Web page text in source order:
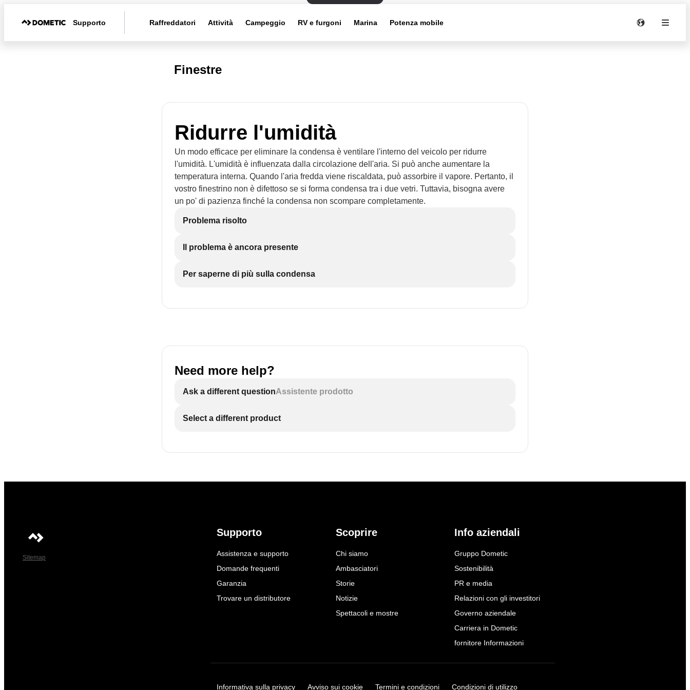
Supporto Raffreddatori Attività Campeggio RV e furgoni Marina Potenza mobile
Finestre
Ridurre l'umidità
Un modo efficace per eliminare la condensa è ventilare l'interno del veicolo per ridurre
l'umidità. L'umidità è influenzata dalla circolazione dell'aria. Si può anche aumentare la
temperatura interna. Quando l'aria fredda viene riscaldata, può assorbire il vapore. Pertanto, il
vostro finestrino non è difettoso se si forma condensa tra i due vetri. Tuttavia, bisogna avere
un po' di pazienza finché la condensa non scompare completamente.
Problema risolto
Il problema è ancora presente
Per saperne di più sulla condensa
Need more help?
Ask a different questionAssistente prodotto
Select a different product
Sitemap
Supporto
Assistenza e supporto
Domande frequenti
Garanzia
Trovare un distributore
Scoprire
Chi siamo
Ambasciatori
Storie
Notizie
Spettacoli e mostre
Info aziendali
Gruppo Dometic
Sostenibilità
PR e media
Relazioni con gli investitori
Governo aziendale
Carriera in Dometic
fornitore Informazioni
Informativa sulla privacy Avviso sui cookie Termini e condizioni Condizioni di utilizzo